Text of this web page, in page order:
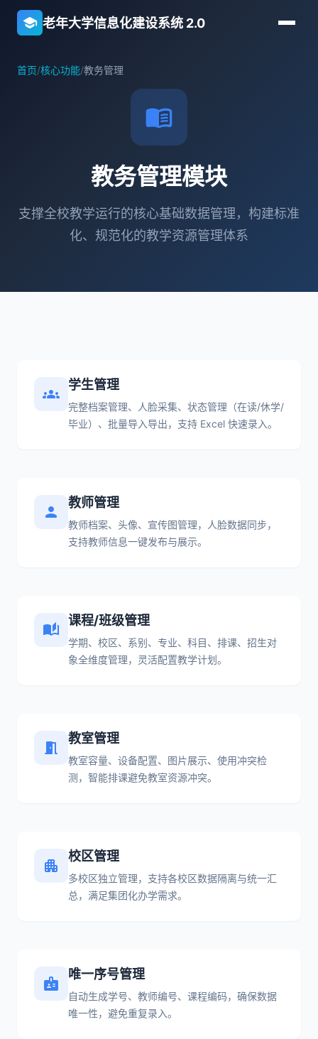
school 老年大学信息化建设系统 2.0
首页/核心功能/教务管理
menu_book
教务管理模块
支撑全校教学运行的核心基础数据管理，构建标准
化、规范化的教学资源管理体系
groups
学生管理
完整档案管理、人脸采集、状态管理（在读/休学/
毕业）、批量导入导出，支持 Excel 快速录入。
person
教师管理
教师档案、头像、宣传图管理，人脸数据同步，
支持教师信息一键发布与展示。
auto_stories
课程/班级管理
学期、校区、系别、专业、科目、排课、招生对
象全维度管理，灵活配置教学计划。
meeting_room
教室管理
教室容量、设备配置、图片展示、使用冲突检
测，智能排课避免教室资源冲突。
apartment
校区管理
多校区独立管理，支持各校区数据隔离与统一汇
总，满足集团化办学需求。
badge
唯一序号管理
自动生成学号、教师编号、课程编码，确保数据
唯一性，避免重复录入。